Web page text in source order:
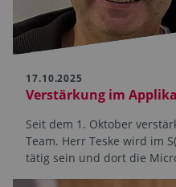
17.10.2025
Verstärkung im
Seit dem 1. Oktober
Team. Herr Teske wird im
tätig sein und dort die